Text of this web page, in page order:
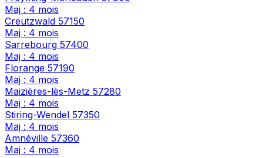
Maj : 4 mois
Creutzwald 57150
Maj : 4 mois
Sarrebourg 57400
Maj : 4 mois
Florange 57190
Maj : 4 mois
Maizières-lès-Metz 57280
Maj : 4 mois
Stiring-Wendel 57350
Maj : 4 mois
Amnéville 57360
Maj : 4 mois